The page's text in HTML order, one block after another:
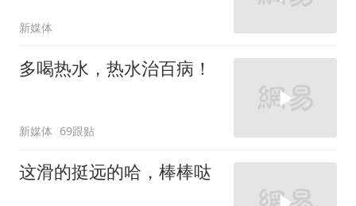
新媒体
多喝热水，热水治百病！
新媒体 69跟贴
这滑的挺远的哈，棒棒哒